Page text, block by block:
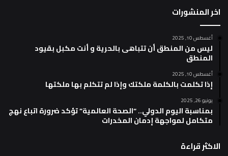
اخر المنشورات
أغسطس 10, 2025
ليس من المنطق أن تتباهى بالحرية و أنت مكبل بقيود
المنطق
أغسطس 10, 2025
إذا تكلمت بالكلمة ملكتك وإذا لم تتكلم بها ملكتها
يونيو 26, 2025
بمناسبة اليوم الدولي.. “الصحة العالمية” تؤكد ضرورة اتباع نهج
متكامل لمواجهة إدمان المخدرات
الاكثر قراءة